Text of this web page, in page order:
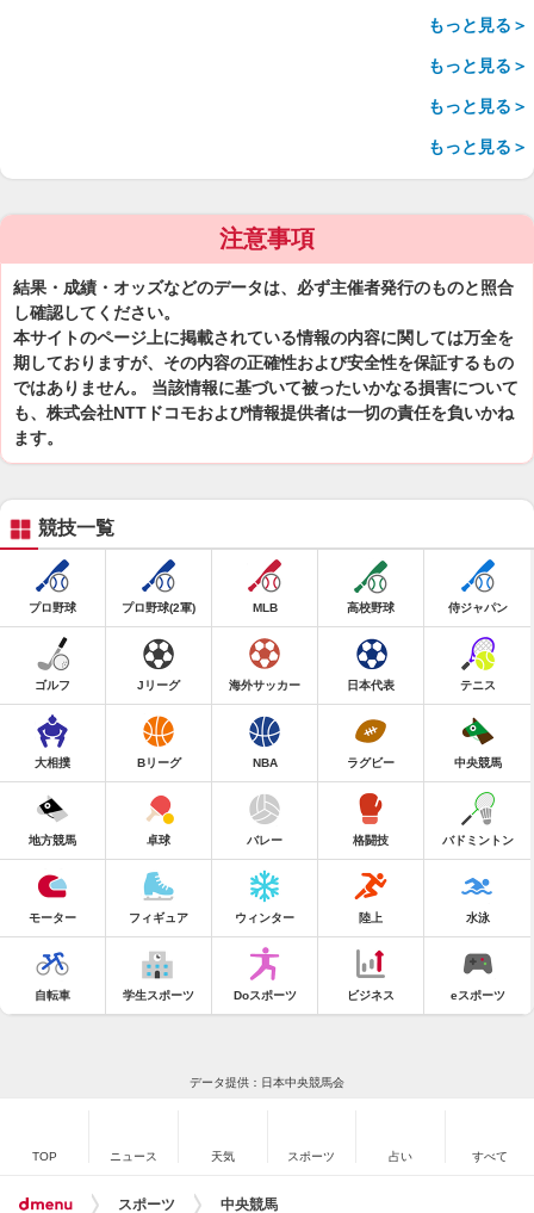
もっと見る＞
もっと見る＞
もっと見る＞
もっと見る＞
注意事項
結果・成績・オッズなどのデータは、必ず主催者発行のものと照合
し確認してください。
本サイトのページ上に掲載されている情報の内容に関しては万全を
期しておりますが、その内容の正確性および安全性を保証するもの
ではありません。 当該情報に基づいて被ったいかなる損害について
も、株式会社NTTドコモおよび情報提供者は一切の責任を負いかね
ます。
競技一覧
プロ野球 プロ野球(2軍) MLB 高校野球 侍ジャパン
ゴルフ Jリーグ 海外サッカー 日本代表 テニス
大相撲 Bリーグ NBA ラグビー 中央競馬
地方競馬 卓球 バレー 格闘技 バドミントン
モーター フィギュア ウィンター 陸上 水泳
自転車 学生スポーツ Doスポーツ ビジネス eスポーツ
データ提供：日本中央競馬会
TOP ニュース 天気 スポーツ 占い すべて
スポーツ 中央競馬